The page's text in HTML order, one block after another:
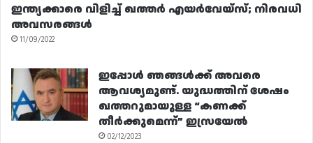
ഇന്ത്യക്കാരെ വിളിച്ച് ഖത്തർ എയർവേയ്‌സ്; നിരവധി
അവസരങ്ങൾ
11/09/2022
ഇപ്പോൾ ഞങ്ങൾക്ക് അവരെ
ആവശ്യമുണ്ട്. യുദ്ധത്തിന് ശേഷം
ഖത്തറുമായുള്ള “കണക്ക്
തീർക്കുമെന്ന്” ഇസ്രയേൽ
02/12/2023